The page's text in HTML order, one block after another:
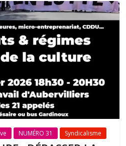
NUMÉRO 31 Syndicalisme